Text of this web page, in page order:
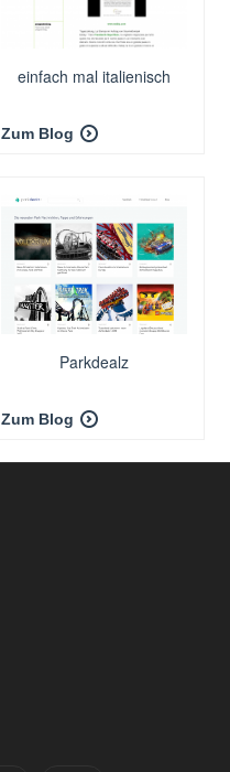
einfach mal italienisch
Zum Blog
Parkdealz
Zum Blog